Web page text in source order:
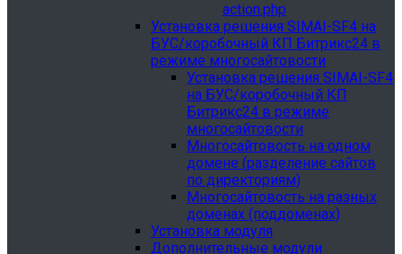
action.php
Установка решения SIMAI-SF4 на
БУС/коробочный КП Битрикс24 в
режиме многосайтовости
Установка решения SIMAI-SF4
на БУС/коробочный КП
Битрикс24 в режиме
многосайтовости
Многосайтовость на одном
домене (разделение сайтов
по директориям)
Многосайтовость на разных
доменах (поддоменах)
Установка модуля
Дополнительные модули